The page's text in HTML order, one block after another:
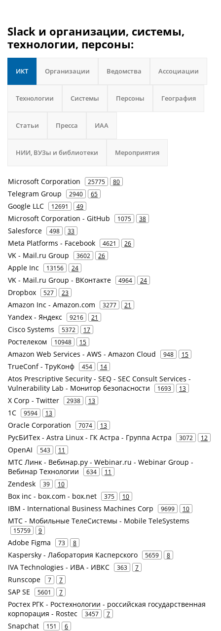
Slack и организации, системы,
технологии, персоны:
ИКТ Организации Ведомства Ассоциации
Технологии Системы Персоны География
Статьи Пресса ИАА
НИИ, ВУЗы и библиотеки Мероприятия
Microsoft Corporation 25775 80
Telegram Group 2940 65
Google LLC 12691 49
Microsoft Corporation - GitHub 1075 38
Salesforce 498 33
Meta Platforms - Facebook 4621 26
VK - Mail.ru Group 3602 26
Apple Inc 13156 24
VK - Mail.ru Group - ВКонтакте 4964 24
Dropbox 527 23
Amazon Inc - Amazon.com 3277 21
Yandex - Яндекс 9216 21
Cisco Systems 5372 17
Ростелеком 10948 15
Amazon Web Services - AWS - Amazon Cloud 948 15
TrueConf - ТруКонф 454 14
Atos Prescriptive Security - SEQ - SEC Consult Services -
Vulnerability Lab - Монитор безопасности
1693 13
X Corp - Twitter 2938 13
1С 9594 13
Oracle Corporation 7074 13
РусБИТех - Astra Linux - ГК Астра - Группа Астра 3072 12
OpenAI 543 11
МТС Линк - Вебинар.ру - Webinar.ru - Webinar Group -
Вебинар Технологии
634 11
Zendesk 39 10
Box inc - box.com - box.net 375 10
IBM - International Business Machines Corp 9699 10
МТС - Мобильные ТелеСистемы - Mobile TeleSystems
15759 9
Adobe Figma 73 8
Kaspersky - Лаборатория Касперского 5659 8
IVA Technologies - ИВА - ИВКС 363 7
Runscope 7 7
SAP SE 5601 7
Ростех РГК - Ростехнологии - российская государственная
корпорация - Rostec
3457 7
Snapchat 151 6